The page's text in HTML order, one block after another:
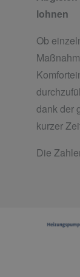
lohnen
Ob
dank der
kurzer
Die